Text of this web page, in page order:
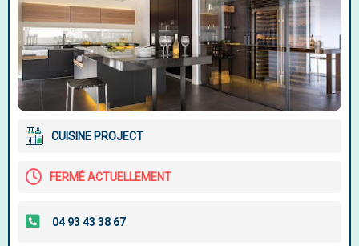
CUISINE PROJECT
FERMÉ ACTUELLEMENT